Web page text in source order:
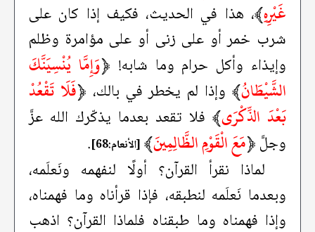
غَيْرِهِ﴾، هذا في الحديث، فكيف إذا كان على
شرب خمر أو على زنى أو على مؤامرة وظلم
وإيذاء وأكل حرام وما شابه! ﴿وَإِمَّا يُنْسِيَنَّكَ
الشَّيْطَانُ﴾وإذا لم يخطر في بالك، ﴿فَلَا تَقْعُدْ
بَعْدَ الذِّكْرَى﴾ فلا تقعد بعدما يذكّرك الله عزَّ
وجلَّ﴿مَعَ الْقَوْمِ الظَّالِمِينَ﴾ [الأنعام:68]
.
لماذا نقرأ القرآن؟ أولًا لنفهمه ونَعلَمه،
وبعدما نَعلَمه لنطبقه، فإذا قرأناه وما فهمناه،
وإذا فهمناه وما طبقناه فلماذا القرآن؟ اذهب